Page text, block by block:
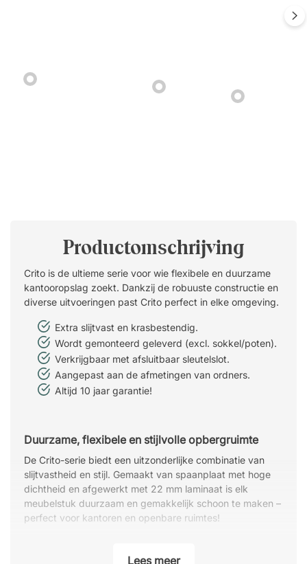
Productomschrijving
Crito is de ultieme serie voor wie flexibele en duurzame
kantooropslag zoekt. Dankzij de robuuste constructie en
diverse uitvoeringen past Crito perfect in elke omgeving.
Extra slijtvast en krasbestendig.
Wordt gemonteerd geleverd (excl. sokkel/poten).
Verkrijgbaar met afsluitbaar sleutelslot.
Aangepast aan de afmetingen van ordners.
Altijd 10 jaar garantie!
Duurzame, flexibele en stijlvolle opbergruimte
De Crito-serie biedt een uitzonderlijke combinatie van
slijtvastheid en stijl. Gemaakt van spaanplaat met hoge
dichtheid en afgewerkt met 22 mm laminaat is elk
meubelstuk duurzaam en gemakkelijk schoon te maken –
perfect voor kantoren en openbare ruimtes!
Lees meer